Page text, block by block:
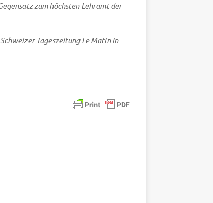
zum höch­sten Lehr­amt der
Tages­zei­tungLe Matinin